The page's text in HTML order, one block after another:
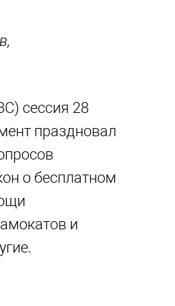
сессия 28
праздновал
о бесплатном
и